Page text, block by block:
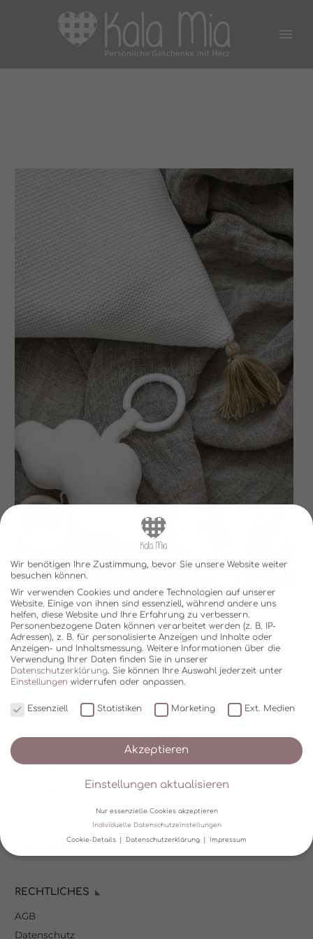
Zahlungsoptionen
Mein Kundenkonto
RECHTLICHES
AGB
Datenschutz
Wir benötigen Ihre Zustimmung, bevor Sie unsere Website weiter
besuchen können.
Wir verwenden Cookies und andere Technologien auf unserer
Website. Einige von ihnen sind essenziell, während andere uns
helfen, diese Website und Ihre Erfahrung zu verbessern.
Personenbezogene Daten können verarbeitet werden (z. B. IP-
Adressen), z. B. für personalisierte Anzeigen und Inhalte oder
Anzeigen- und Inhaltsmessung. Weitere Informationen über die
Verwendung Ihrer Daten finden Sie in unserer
Datenschutzerklärung Sie können Ihre Auswahl jederzeit unter
Einstellungen widerrufen oder anpassen.
Essenziell Statistiken Marketing Ext. Medien
Akzeptieren
Einstellungen aktualisieren
Nur essenzielle Cookies akzeptieren
Individuelle Datenschutzeinstellungen
Cookie-Details Datenschutzerklärung Impressum
Wir verwenden Cookies und andere Technologien auf unserer
helfen, diese Website und Ihre Erfahrung zu verbessern.